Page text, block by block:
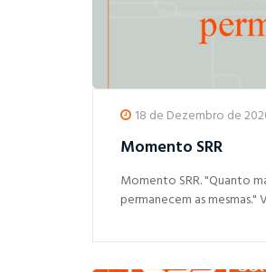
18 de Dezembro de
Momento SRR
Momento SRR. "Quanto
permanecem as mesmas."